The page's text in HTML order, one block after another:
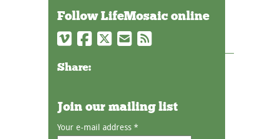
Follow LifeMosaic online
Share:
Join our mailing list
Your e-mail address *